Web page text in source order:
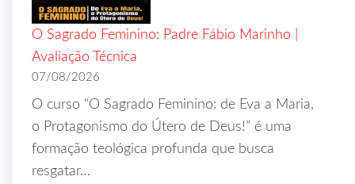
O Sagrado Feminino: Padre Fábio Marinho |
Avaliação Técnica
07/08/2026
O curso “O Sagrado Feminino: de Eva a Maria,
o Protagonismo do Útero de Deus!” é uma
formação teológica profunda que busca
resgatar…